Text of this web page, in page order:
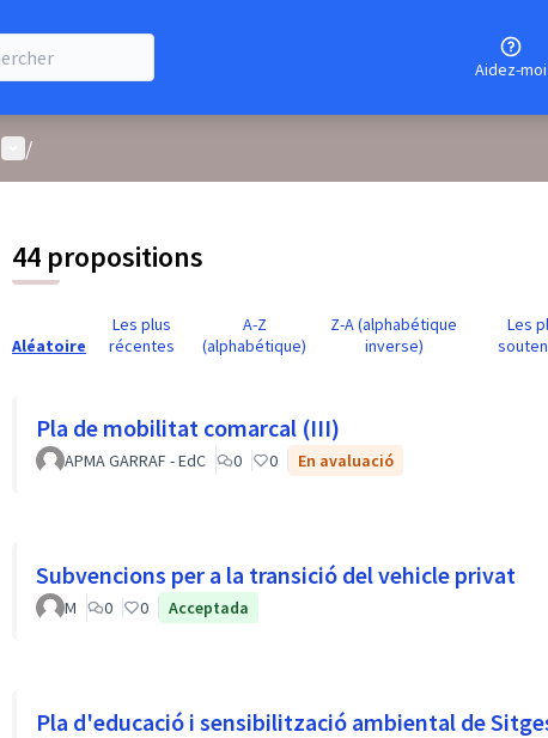
Aidez-moi
Menu utilisateur
/
44 propositions
Aléatoire
Les plus
récentes
A-Z
(alphabétique)
Z-A (alphabétique
inverse)
Les
Pla de mobilitat comarcal (III)
APMA GARRAF - EdC 0 0 En avaluació
Subvencions per a la transició del vehicle privat
M 0 0 Acceptada
Pla d'educació i sensibilització ambiental de